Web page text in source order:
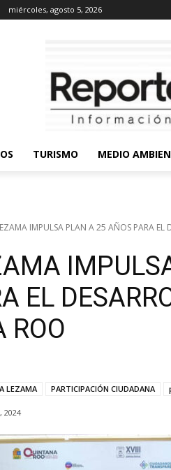
miércoles, agosto 5, 2026
TURISMO MEDIO
IMPULSA PLAN A 25 AÑOS PARA EL
EL
ROO
LEZAMA PARTICIPACIÓN CIUDADANA
2024